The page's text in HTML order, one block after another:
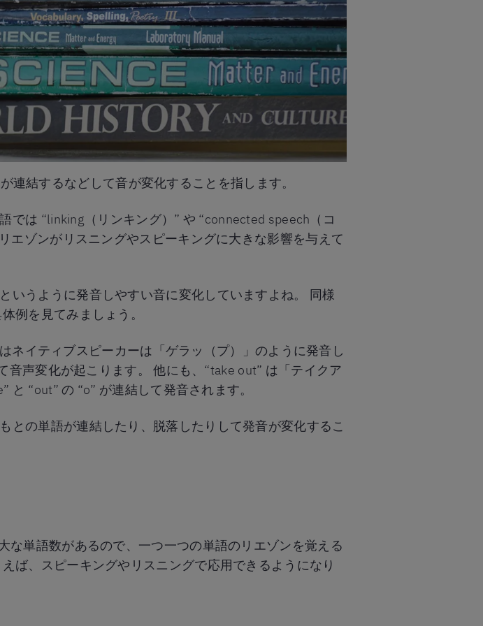
結するなどして音が変化することを指します。
では “linking（リンキング）” や “connected speech（コ
エゾンがリスニングやスピーキングに大きな影響を与えて
いうように発音しやすい音に変化していますよね。 同様
例を見てみましょう。
ネイティブスピーカーは「ゲラッ（プ）」のように発音し
音声変化が起こります。 他にも、“take out” は「テイクア
“out” の “o” が連結して発音されます。
との単語が連結したり、脱落したりして発音が変化するこ
単語数があるので、一つ一つの単語のリエゾンを覚える
ば、スピーキングやリスニングで応用できるようになり